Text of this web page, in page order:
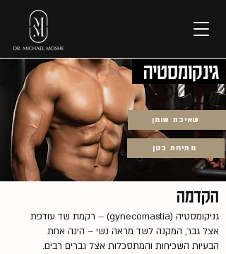
גינקומסטיה
שאיבת שומן
מתיחת בטן
הקדמה
גניקומסטיה (gynecomastia) – רקמת שד עודפת
אצל גבר, המקנה לשד מראה נשי – הינה אחת
הבעיות השכיחות והמתסכלות אצל גברים רבים.